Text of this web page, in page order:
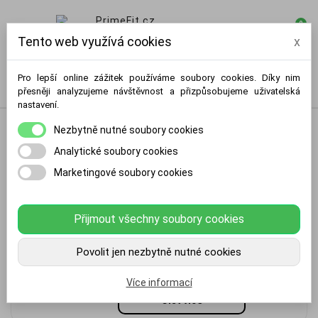
0
Činkové sety
flexibilné vybavenie pre silový tréning. 🏋️‍♂️
S činkovými setmi môžete jednoducho
prispôsobiť záťaž podľa svojej aktuálnej
formy, tréningových cieľov alebo
konkrétneho typu cvičenia. 💪
hmoty, zlepšenie sily alebo zvyšovanie
kondície, kvalitný činkový set vám umožní
Číst více
Tento web využívá cookies x
Pro lepší online zážitek používáme soubory cookies. Díky nim
přesněji analyzujeme návštěvnost a přizpůsobujeme uživatelská
nastavení.
Nezbytně nutné soubory cookies
Analytické soubory cookies
Marketingové soubory cookies
Přijmout všechny soubory cookies
Povolit jen nezbytně nutné cookies
Více informací